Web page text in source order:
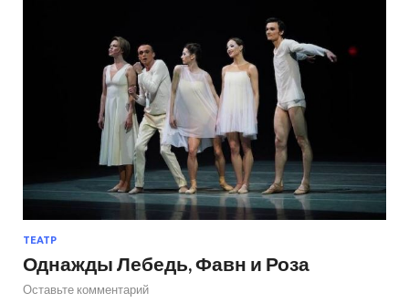
ТЕАТР
Однажды Лебедь, Фавн и Роза
Оставьте комментарий